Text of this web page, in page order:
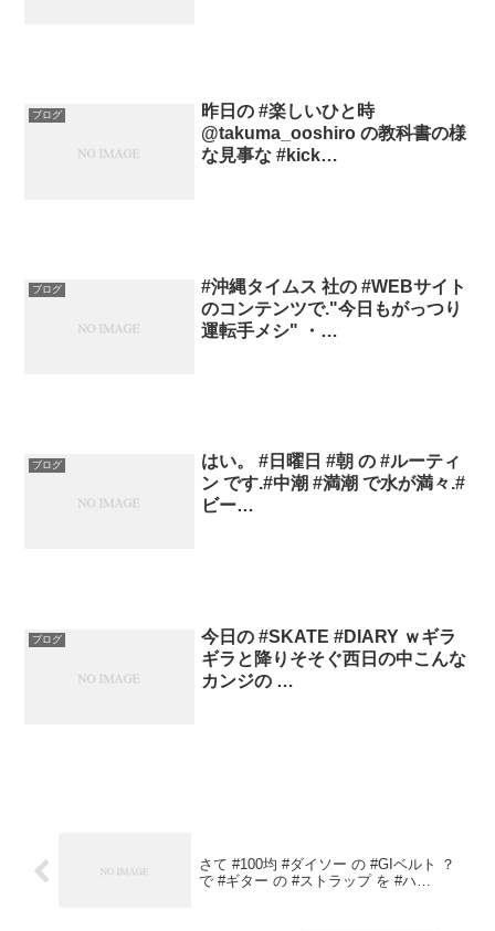
ブログ
昨日の #楽しいひと時
@takuma_ooshiro の教科書の様
な見事な #kick…
ブログ
#沖縄タイムス 社の #WEBサイト
のコンテンツで."今日もがっつり
運転手メシ" ・…
ブログ
はい。 #日曜日 #朝 の #ルーティ
ン です.#中潮 #満潮 で水が満々.#
ビー…
ブログ
今日の #SKATE #DIARY ｗギラ
ギラと降りそそぐ西日の中こんな
カンジの …
さて #100均 #ダイソー の #GIベルト ？
で #ギター の #ストラップ を #ハ…